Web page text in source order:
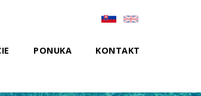
PONUKA KONTAKT